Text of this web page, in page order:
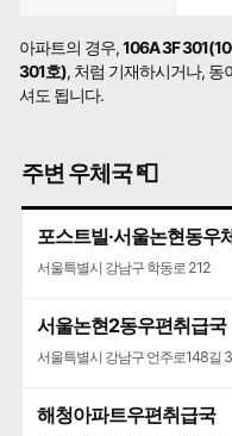
아파트의 경우,106A 3F
301호), 처럼 기재하시거나,
셔도 됩니다.
주변 우체국 📮
포스트빌·서울논현동우
서울특별시 강남구 학동로 212
서울논현2동우편취급국
서울특별시 강남구 언주로148길
해청아파트우편취급국